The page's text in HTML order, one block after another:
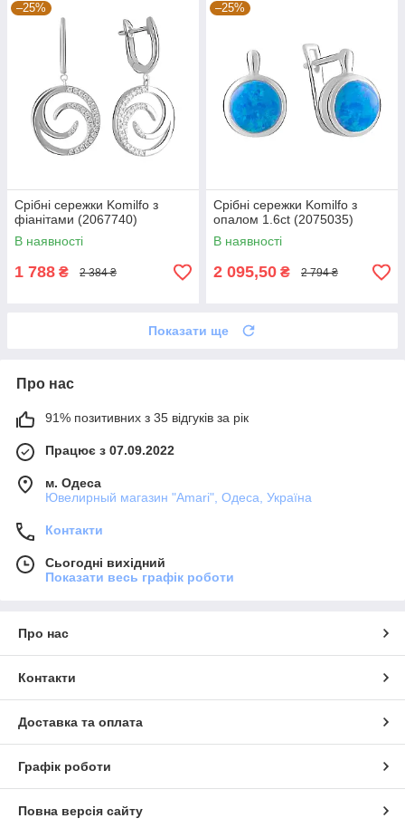
–25%
Срібні сережки Komilfo з
фіанітами (2067740)
В наявності
1 788 ₴ 2 384 ₴
–25%
Срібні сережки Komilfo з
опалом 1.6ct (2075035)
В наявності
2 095,50 ₴ 2 794 ₴
Показати ще
Про нас
91% позитивних з 35 відгуків за рік
Працює з 07.09.2022
м. Одеса
Ювелирный магазин "Amari", Одеса, Україна
Контакти
Сьогодні вихідний
Показати весь графік роботи
Про нас
Контакти
Доставка та оплата
Графік роботи
Повна версія сайту